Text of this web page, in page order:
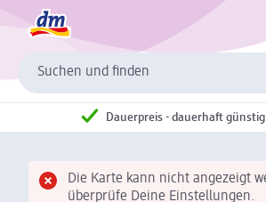
Suchen und finden
Dauerpreis - dauerhaft
Die Karte kann nicht angezeigt
überprüfe Deine Einstellungen.